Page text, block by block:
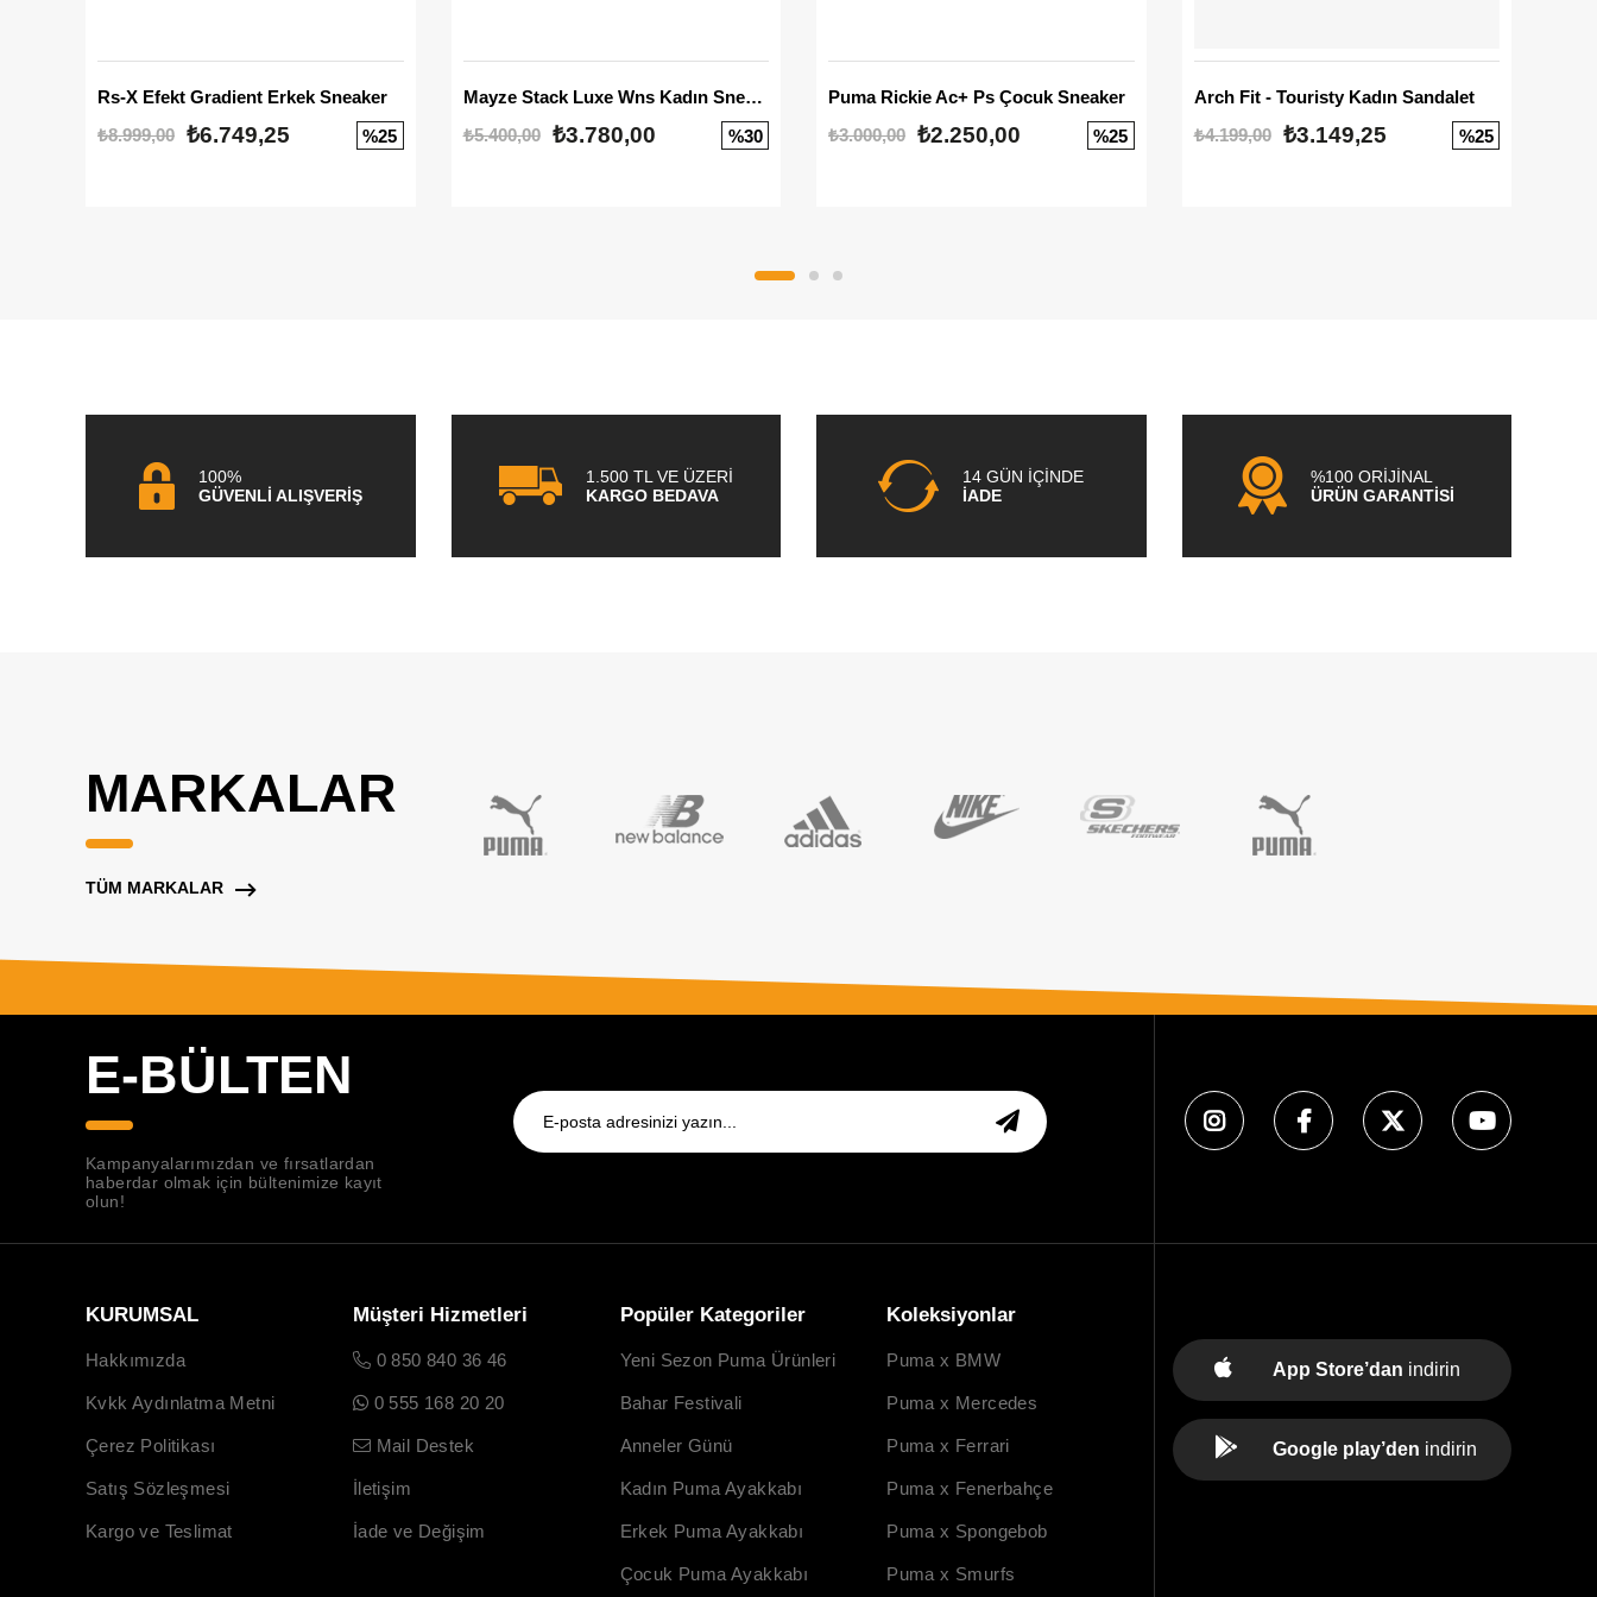
Rs-X Efekt Gradient Erkek Sneaker
₺8.999,00 ₺6.749,25 %25
Mayze Stack Luxe Wns Kadın Sneaker
₺5.400,00
₺3.780,00 %30
Puma Rickie Ac+ Ps Çocuk Sneaker
₺3.000,00 ₺2.250,00 %25
Arch Fit - Touristy Kadın Sandalet
₺4.199,00
₺3.149,25 %25
100%
GÜVENLİ ALIŞVERİŞ
1.500 TL VE ÜZERİ
KARGO BEDAVA
14 GÜN İÇİNDE
İADE
%100 ORİJİNAL
ÜRÜN GARANTİSİ
MARKALAR
TÜM MARKALAR
E-BÜLTEN
Kampanyalarımızdan ve fırsatlardan
haberdar olmak için bültenimize kayıt
olun!
KURUMSAL
Hakkımızda
Kvkk Aydınlatma Metni
Çerez Politikası
Satış Sözleşmesi
Kargo ve Teslimat
Müşteri Hizmetleri
0 850 840 36 46
0 555 168 20 20
Mail Destek
İletişim
İade ve Değişim
Popüler Kategoriler
Yeni Sezon Puma Ürünleri
Bahar Festivali
Anneler Günü
Kadın Puma Ayakkabı
Erkek Puma Ayakkabı
Çocuk Puma Ayakkabı
Koleksiyonlar
Puma x BMW
Puma x Mercedes
Puma x Ferrari
Puma x Fenerbahçe
Puma x Spongebob
Puma x Smurfs
App Store’dan indirin
Google play’den indirin